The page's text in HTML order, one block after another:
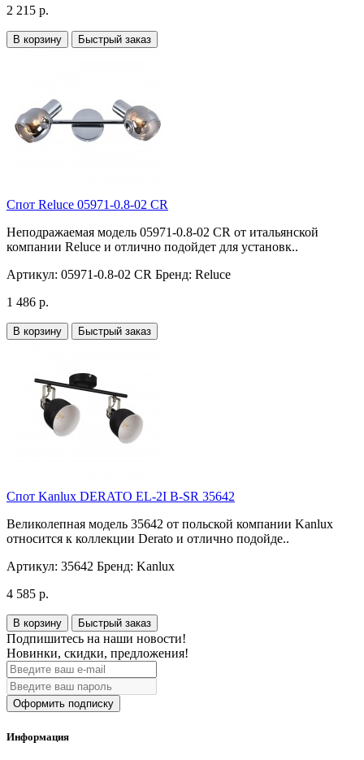
2 215 р.
В корзину Быстрый заказ
Спот Reluce 05971-0.8-02 CR
Неподражаемая модель 05971-0.8-02 CR от итальянской
компании Reluce и отлично подойдет для установк..
Артикул: 05971-0.8-02 CR Бренд: Reluce
1 486 р.
В корзину Быстрый заказ
Спот Kanlux DERATO EL-2I B-SR 35642
Великолепная модель 35642 от польской компании Kanlux
относится к коллекции Derato и отлично подойде..
Артикул: 35642 Бренд: Kanlux
4 585 р.
В корзину Быстрый заказ
Подпишитесь на наши новости!
Новинки, скидки, предложения!
Оформить подписку
Информация